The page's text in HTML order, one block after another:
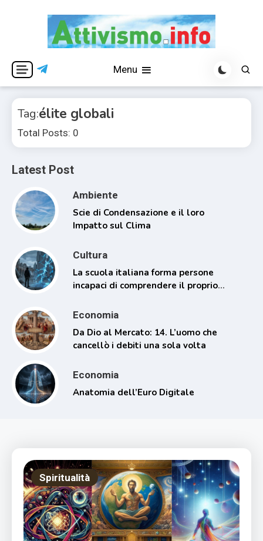
Attivismo.info
Menu
Tag:élite globali
Total Posts: 0
Latest Post
Ambiente
Scie di Condensazione e il loro
Impatto sul Clima
Cultura
La scuola italiana forma persone
incapaci di comprendere il proprio
Economia
Da Dio al Mercato: 14. L’uomo che
cancellò i debiti una sola volta
Economia
Anatomia dell’Euro Digitale
Spiritualità